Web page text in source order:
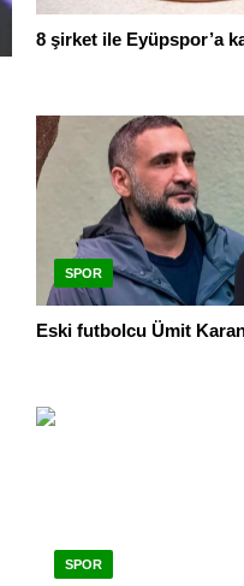
8 şirket ile Eyüpspor’a
SPOR
Eski futbolcu Ümit
SPOR